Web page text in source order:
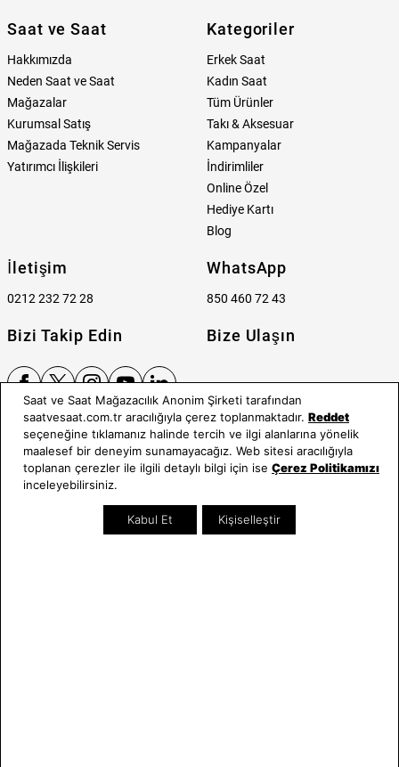
Saat ve Saat
Hakkımızda
Neden Saat ve Saat
Mağazalar
Kurumsal Satış
Mağazada Teknik Servis
Yatırımcı İlişkileri
Kategoriler
Erkek Saat
Kadın Saat
Tüm Ürünler
Takı & Aksesuar
Kampanyalar
İndirimliler
Online Özel
Hediye Kartı
Blog
İletişim
0212 232 72 28
WhatsApp
850 460 72 43
Bizi Takip Edin Bize Ulaşın
E-BÜLTEN
Bültene üye olun, kampanya ve süprizleri kaçırmayın
E-posta Adresiniz
Saat ve Saat Mağazacılık Anonim Şirketi tarafından
saatvesaat.com.tr aracılığıyla çerez toplanmaktadır. Reddet
seçeneğine tıklamanız halinde tercih ve ilgi alanlarına yönelik
maalesef bir deneyim sunamayacağız. Web sitesi aracılığıyla
toplanan çerezler ile ilgili detaylı bilgi için ise Çerez Politikamızı
inceleyebilirsiniz.
Kabul Et Kişiselleştir